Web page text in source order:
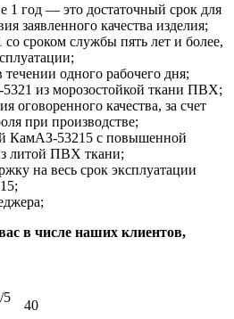
1 год — это достаточный срок для
заявленного качества изделия;
сроком службы пять лет и более,
течении одного рабочего дня;
из морозостойкой ткани ПВХ;
оговоренного качества, за счет
при производстве;
КамАЗ-53215 с повышенной
литой ПВХ ткани;
на весь срок эксплуатации
в числе наших клиентов,
5
40